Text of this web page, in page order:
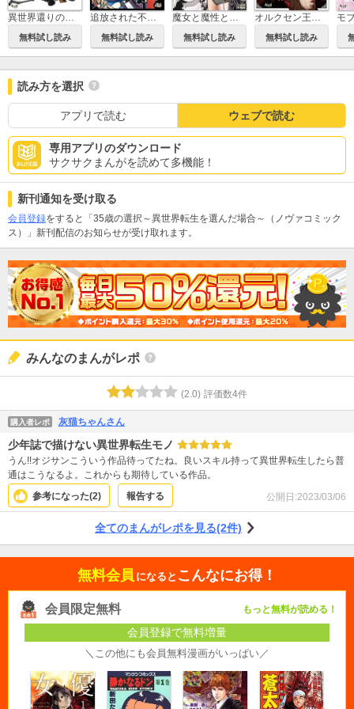
無料試し読み 無料試し読み 無料試し読み 無料試し読み
読み方を選択
アプリで読む ウェブで読む
専用アプリのダウンロード
サクサクまんがを読めて多機能！
新刊通知を受け取る
会員登録をすると「35歳の選択～異世界転生を選んだ場合～（ノヴァコミック
ス）」新刊配信のお知らせが受け取れます。
みんなのまんがレポ
(2.0) 評価数4件
購入者レポ 灰猫ちゃんさん
少年誌で描けない異世界転生モノ
うん!!オジサンこういう作品待ってたね。良いスキル持って異世界転生したら普
通はこうなるよ。これからも期待している作品。
参考になった(2) 報告する 公開日:2023/03/06
全てのまんがレポを見る(2件)
無料会員 になると こんなにお得！
会員限定無料 もっと無料が読める！
会員登録で無料増量
＼この他にも会員無料漫画がいっぱい／